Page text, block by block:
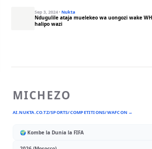
Sep 3, 2024·Nukta
Ndugulile ataja muelekeo wa uongozi wake
halipo wazi
MICHEZO
AI.NUKTA.CO.TZ/SPORTS/COMPETITIONS/WAFCON →